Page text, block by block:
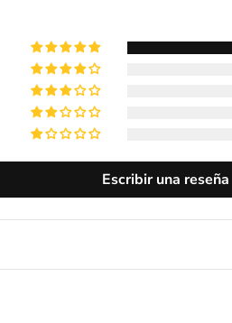
Escribir una reseña